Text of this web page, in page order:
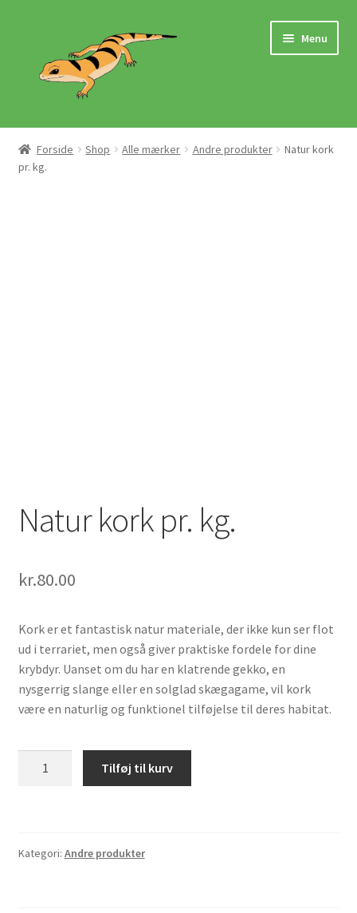
navigation
indhold
Menu
Hjem
Butik
Forside Shop Alle mærker Andre produkter
Natur kork
pr. kg.
Natur kork pr. kg.
kr.80.00
Kork er et fantastisk natur materiale, der ikke kun ser flot
ud i terrariet, men også giver praktiske fordele for dine
krybdyr. Uanset om du har en klatrende gekko, en
nysgerrig slange eller en solglad skægagame, vil kork
være en naturlig og funktionel tilføjelse til deres habitat.
Tilføj til kurv
Kategori: Andre produkter